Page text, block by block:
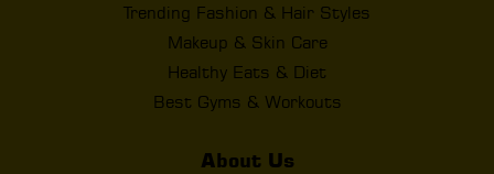
Trending Fashion & Hair Styles
Makeup & Skin Care
Healthy Eats & Diet
Best Gyms & Workouts
About Us